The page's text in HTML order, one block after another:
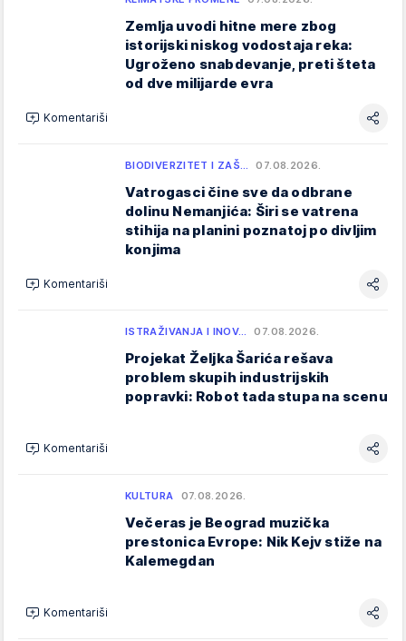
Zemlja uvodi hitne mere zbog
istorijski niskog vodostaja reka:
Ugroženo snabdevanje, preti šteta
od dve milijarde evra
Komentariši
BIODIVERZITET I ZAŠ… 07.08.2026.
Vatrogasci čine sve da odbrane
dolinu Nemanjića: Širi se vatrena
stihija na planini poznatoj po divljim
konjima
Komentariši
ISTRAŽIVANJA I INOV… 07.08.2026.
Projekat Željka Šarića rešava
problem skupih industrijskih
popravki: Robot tada stupa na scenu
Komentariši
KULTURA 07.08.2026.
Večeras je Beograd muzička
prestonica Evrope: Nik Kejv stiže na
Kalemegdan
Komentariši